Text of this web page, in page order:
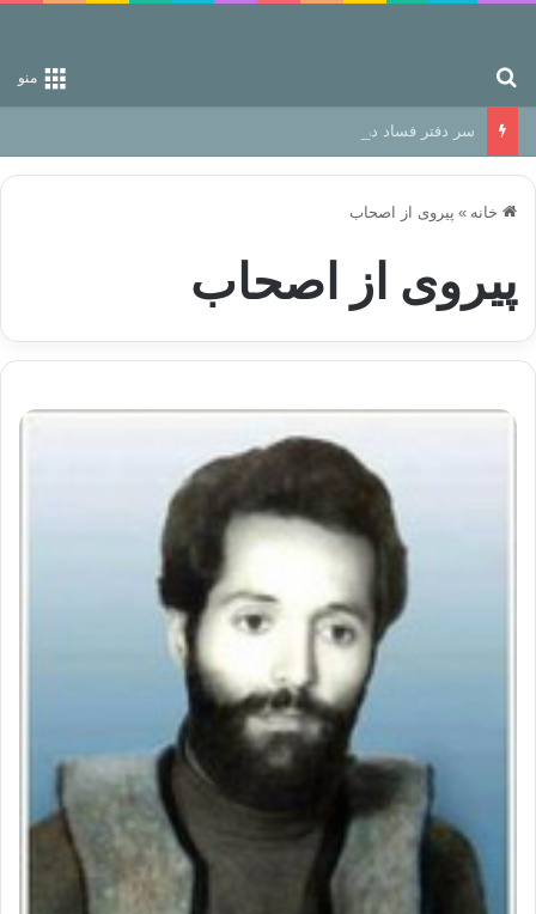
منو
سر دفتر فساد در زمین‌، دوری وکناره‌گیری از راه خداست‌!
خانه » پیروی از اصحاب
پیروی از اصحاب